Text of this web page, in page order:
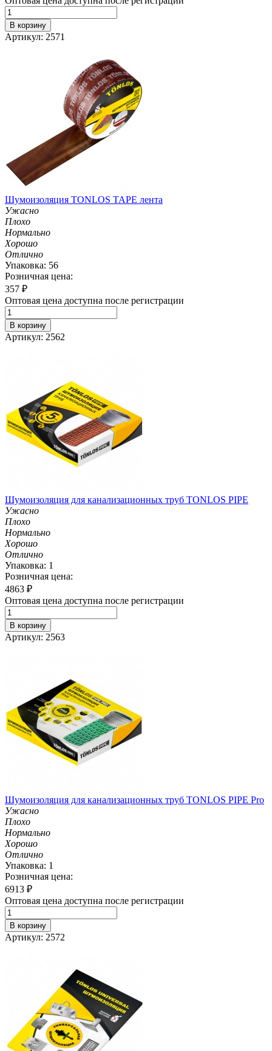
В корзину
Артикул: 2571
Шумоизоляция TONLOS TAPE лента
Ужасно
Плохо
Нормально
Хорошо
Отлично
Упаковка: 56
Розничная цена:
357 ₽
Оптовая цена доступна после регистрации
В корзину
Артикул: 2562
Шумоизоляция для канализационных труб TONLOS PIPE
Ужасно
Плохо
Нормально
Хорошо
Отлично
Упаковка: 1
Розничная цена:
4863 ₽
Оптовая цена доступна после регистрации
В корзину
Артикул: 2563
Шумоизоляция для канализационных труб TONLOS PIPE Pro
Ужасно
Плохо
Нормально
Хорошо
Отлично
Упаковка: 1
Розничная цена:
6913 ₽
Оптовая цена доступна после регистрации
В корзину
Артикул: 2572